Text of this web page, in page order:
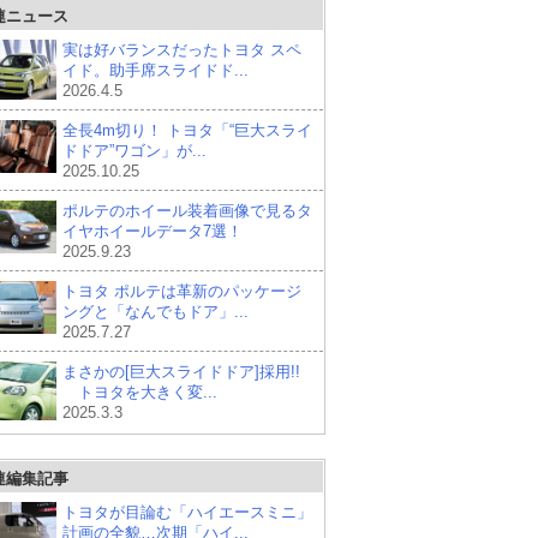
ニュース
実は好バランスだったトヨタ スペ
イド。助手席スライドド...
2026.4.5
全長4m切り！ トヨタ「“巨大スライ
ドドア”ワゴン」が...
2025.10.25
ポルテのホイール装着画像で見るタ
イヤホイールデータ7選！
2025.9.23
トヨタ ポルテは革新のパッケージ
ングと「なんでもドア」...
2025.7.27
まさかの[巨大スライドドア]採用!!
トヨタを大きく変...
2025.3.3
編集記事
トヨタが目論む「ハイエースミニ」
計画の全貌…次期「ハイ...